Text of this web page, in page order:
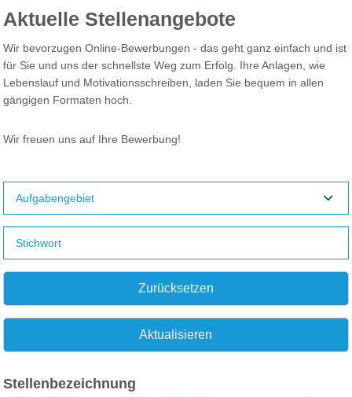
Aktuelle Stellenangebote
Wir bevorzugen Online-Bewerbungen - das geht ganz einfach und ist
für Sie und uns der schnellste Weg zum Erfolg. Ihre Anlagen, wie
Lebenslauf und Motivationsschreiben, laden Sie bequem in allen
gängigen Formaten hoch.
Wir freuen uns auf Ihre Bewerbung!
Aufgabengebiet
Zurücksetzen
Aktualisieren
Stellenbezeichnung